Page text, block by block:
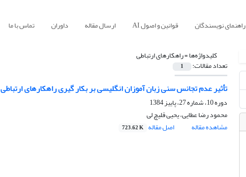
راهنمای نویسندگان قوانین و اصول AI ارسال مقاله داوران تماس با ما
کلیدواژه‌ها =راهکارهای ارتباطی
تعداد مقالات: 1
تأثیر عدم تجانس سنی زبان آموزان انگلیسی بر بکار گیری راهکارهای ارتباطی
دوره 10، شماره 27، پاییز 1384
محمود رضا عطایی، یحیی قلیچ لی
مشاهده مقاله
اصل مقاله 723.62 K